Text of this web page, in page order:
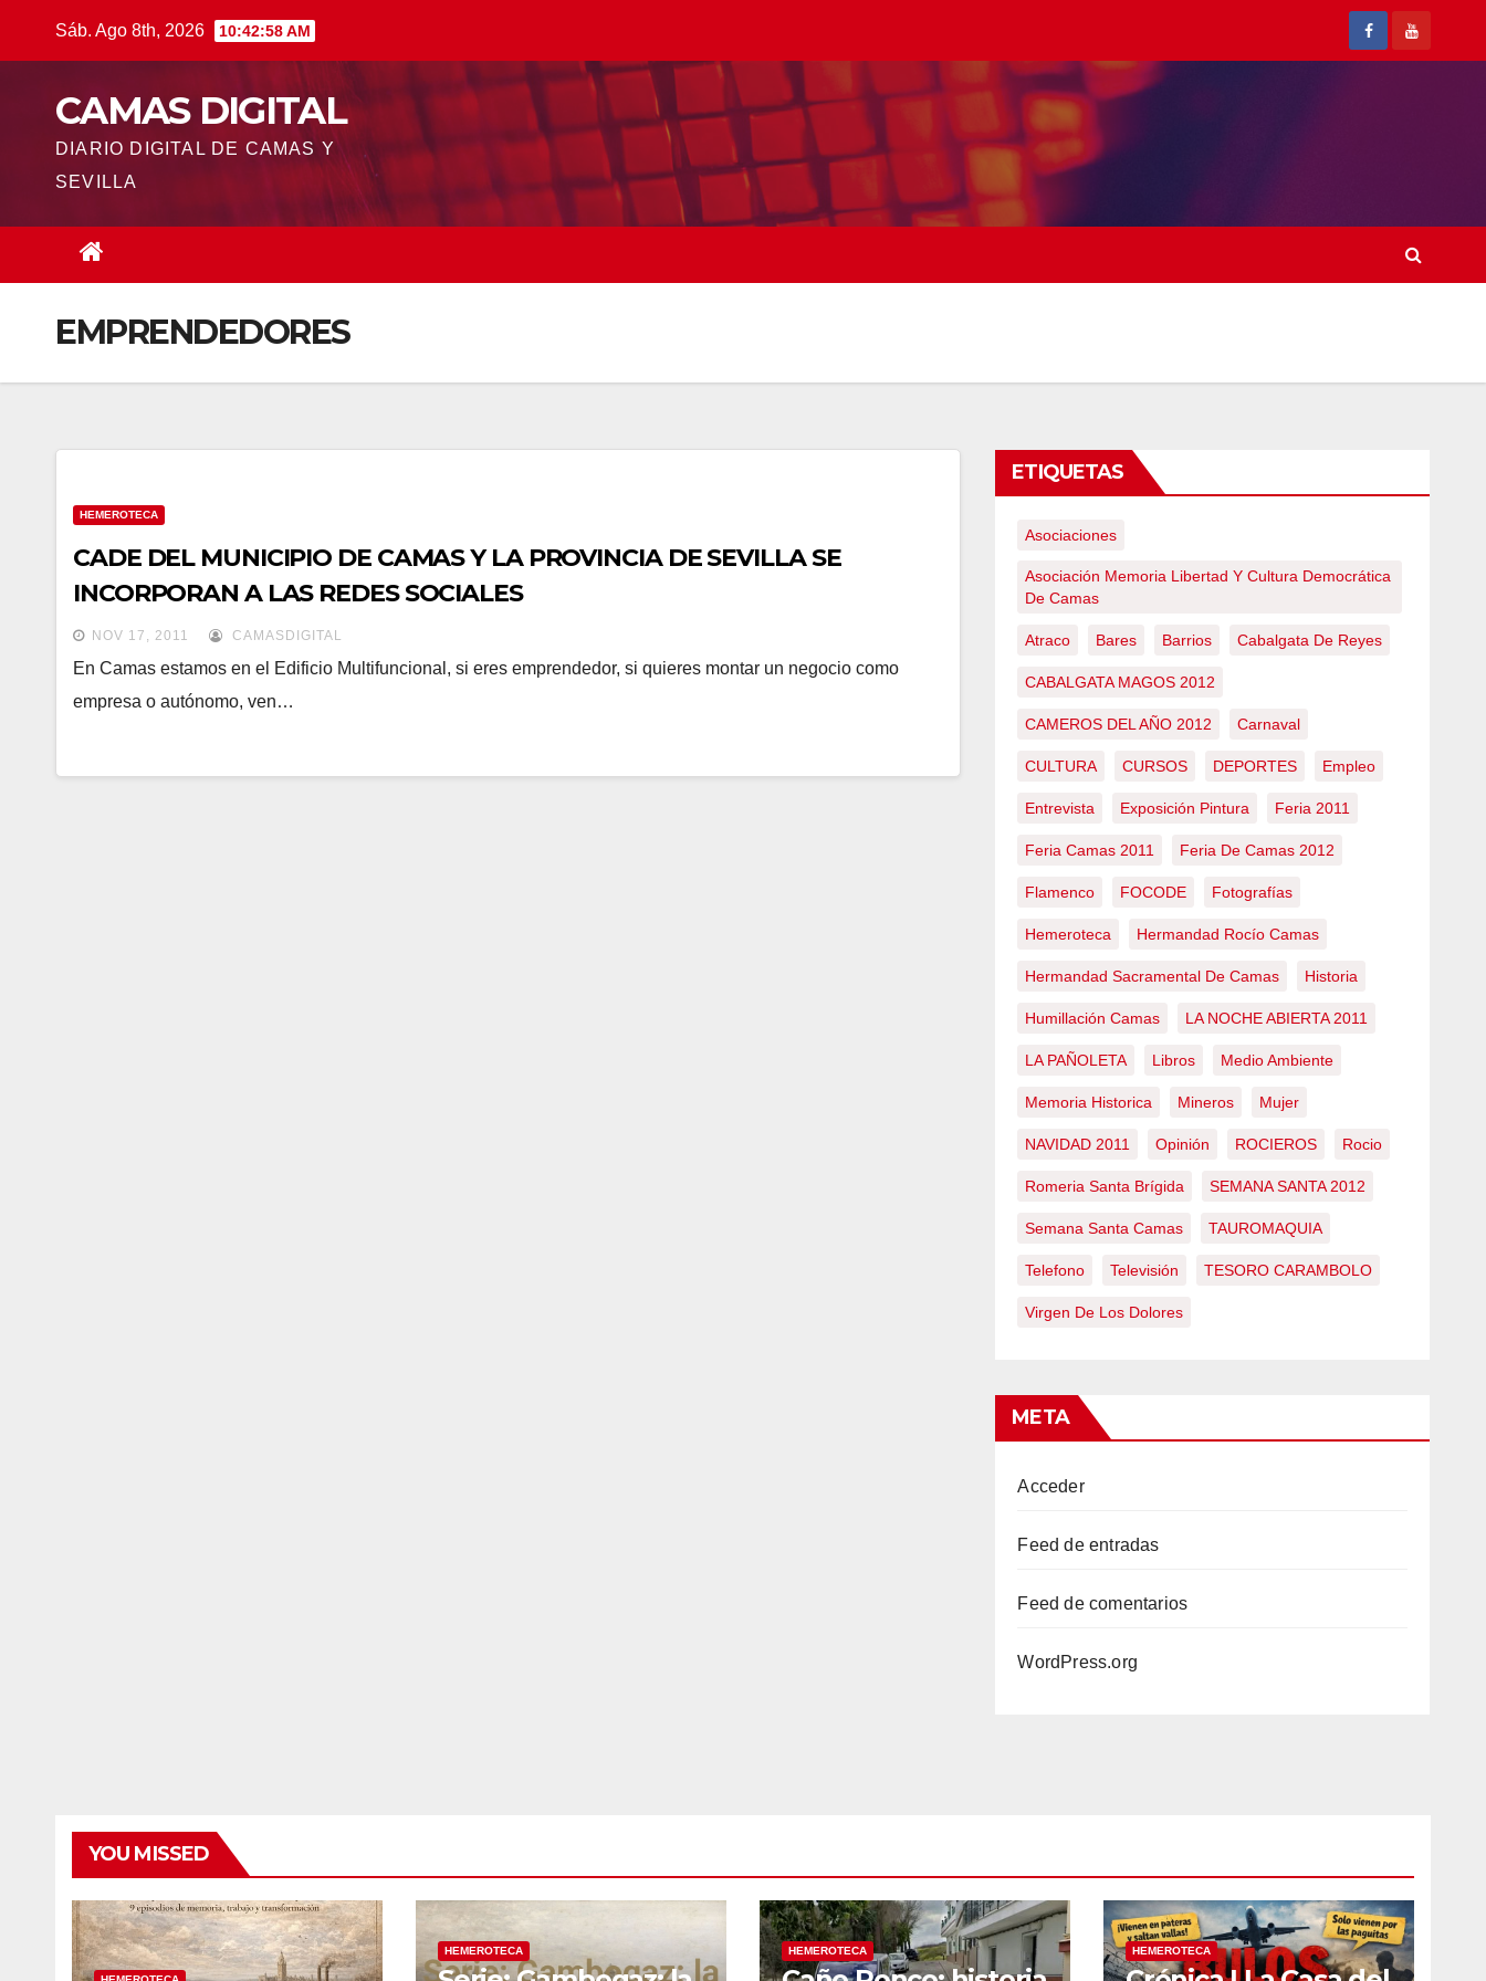
Sáb. Ago 8th, 2026 10:42:59 AM
CAMAS DIGITAL
DIARIO DIGITAL DE CAMAS Y
SEVILLA
EMPRENDEDORES
HEMEROTECA
CADE DEL MUNICIPIO DE CAMAS Y LA PROVINCIA DE SEVILLA SE
INCORPORAN A LAS REDES SOCIALES
NOV 17, 2011 CAMASDIGITAL
En Camas estamos en el Edificio Multifuncional, si eres emprendedor, si quieres montar un negocio como
empresa o autónomo, ven…
ETIQUETAS
Asociaciones
Asociación Memoria Libertad Y Cultura Democrática
De Camas
Atraco Bares Barrios Cabalgata De Reyes
CABALGATA MAGOS 2012
CAMEROS DEL AÑO 2012 Carnaval
CULTURA CURSOS DEPORTES Empleo
Entrevista Exposición Pintura Feria 2011
Feria Camas 2011 Feria De Camas 2012
Flamenco FOCODE Fotografías
Hemeroteca Hermandad Rocío Camas
Hermandad Sacramental De Camas Historia
Humillación Camas LA NOCHE ABIERTA 2011
LA PAÑOLETA Libros Medio Ambiente
Memoria Historica Mineros Mujer
NAVIDAD 2011 Opinión ROCIEROS Rocio
Romeria Santa Brígida SEMANA SANTA 2012
Semana Santa Camas TAUROMAQUIA
Telefono Televisión TESORO CARAMBOLO
Virgen De Los Dolores
META
Acceder
Feed de entradas
Feed de comentarios
WordPress.org
YOU MISSED
HEMEROTECA HEMEROTECA HEMEROTECA